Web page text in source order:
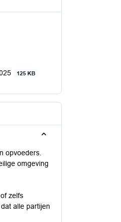
125 KB
opvoeders.
omgeving
zelfs
alle partijen